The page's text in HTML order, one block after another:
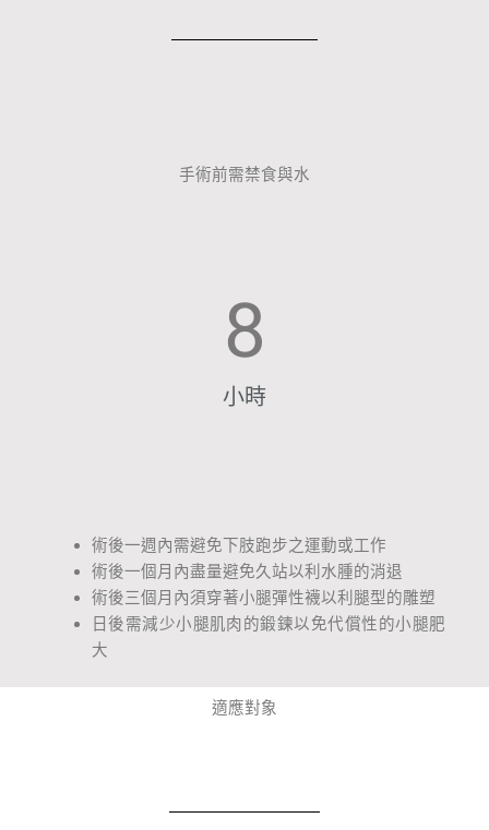
手術前需禁食與水
小時
8
術後一週內需避免下肢跑步之運動或工作
術後一個月內盡量避免久站以利水腫的消退
術後三個月內須穿著小腿彈性襪以利腿型的雕塑
日後需減少小腿肌肉的鍛鍊以免代償性的小腿肥
大
適應對象